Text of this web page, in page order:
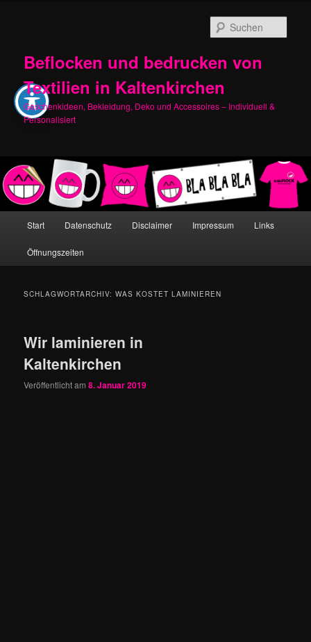
Beflocken und bedrucken von
Textilien in Kaltenkirchen
Geschenkideen, Bekleidung, Deko und Accessoires – Individuell &
Personalisiert
Start Datenschutz Disclaimer Impressum Links
Öffnungszeiten
SCHLAGWORTARCHIV:WAS KOSTET LAMINIEREN
Wir laminieren in
Kaltenkirchen
Veröffentlicht am8. Januar 2019